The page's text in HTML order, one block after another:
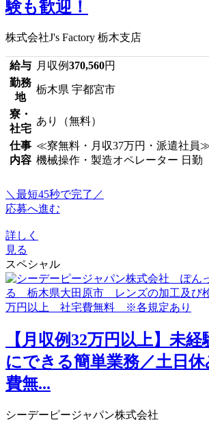
験も歓迎！
株式会社J's Factory 栃木支店
給与 月収例370,560円
勤務
地
栃木県 宇都宮市
寮・
社宅
あり（無料）
仕事
内容
≪寮無料・月収37万円・派遣社員
機械操作・製造オペレーター 日勤
＼最短45秒で完了／
応募へ進む
詳しく
見る
スペシャル
【月収例32万円以上】未
にできる簡単業務／土日
費無...
シーデーピージャパン株式会社